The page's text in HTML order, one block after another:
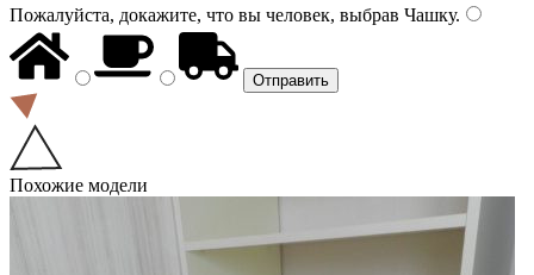
Пожалуйста, докажите, что вы человек, выбрав Чашку.
Похожие модели